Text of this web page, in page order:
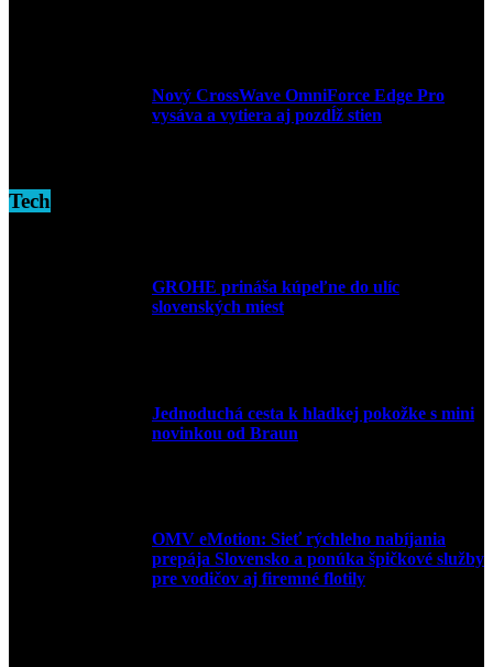
Nový CrossWave OmniForce Edge Pro
vysáva a vytiera aj pozdĺž stien
Tech
GROHE prináša kúpeľne do ulíc
slovenských miest
Jednoduchá cesta k hladkej pokožke s mini
novinkou od Braun
OMV eMotion: Sieť rýchleho nabíjania
prepája Slovensko a ponúka špičkové služby
pre vodičov aj firemné flotily